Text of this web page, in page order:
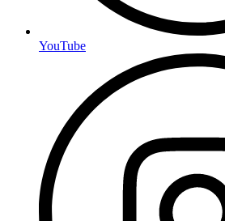
YouTube